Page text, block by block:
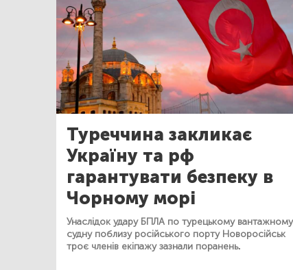
Туреччина закликає
Україну та рф
гарантувати безпеку в
Чорному морі
Унаслідок удару БПЛА по турецькому вантажному
судну поблизу російського порту Новоросійськ
троє членів екіпажу зазнали поранень.